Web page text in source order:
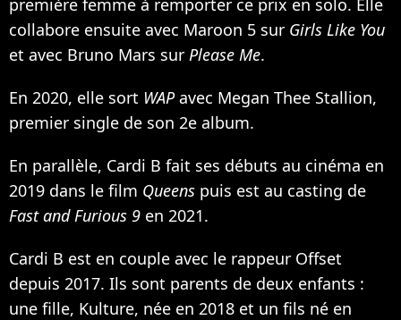
première femme à remporter ce prix en solo. Elle
collabore ensuite avec Maroon 5 sur Girls Like You
et avec Bruno Mars sur Please Me.
En 2020, elle sort WAPavec Megan Thee Stallion,
premier single de son 2e album.
En parallèle, Cardi B fait ses débuts au cinéma en
2019 dans le film Queens puis est au casting de
Fast and Furious 9 en 2021.
Cardi B est en couple avec le rappeur Offset
depuis 2017. Ils sont parents de deux enfants :
une fille, Kulture, née en 2018 et un fils né en